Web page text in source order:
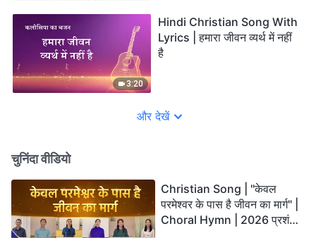
3:20
Hindi Christian Song With
Lyrics | हमारा जीवन व्यर्थ में नहीं
है
और देखें
चुनिंदा वीडियो
Christian Song | "केवल
परमेश्वर के पास है जीवन का मार्ग" |
Choral Hymn | 2026 प्रशंसा